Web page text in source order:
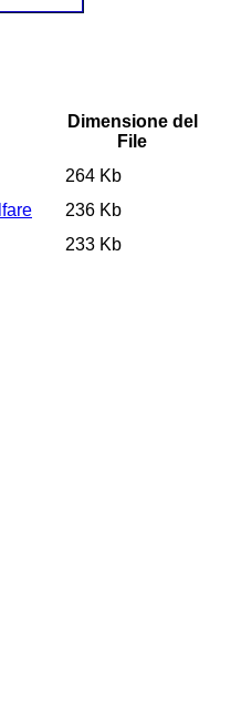
Dimensione del
File
264 Kb
236 Kb
233 Kb